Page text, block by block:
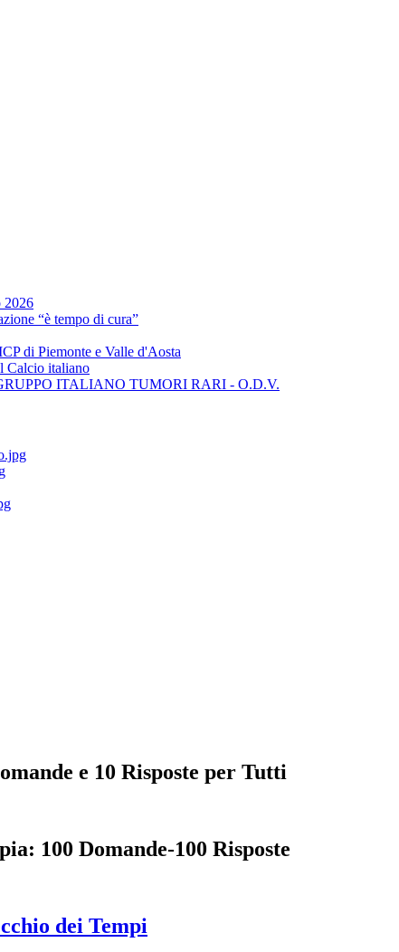
2026
“è tempo di cura”
di Piemonte e Valle d'Aosta
Calcio italiano
ITALIANO TUMORI RARI - O.D.V.
e 10 Risposte per Tutti
100 Domande-100 Risposte
dei Tempi